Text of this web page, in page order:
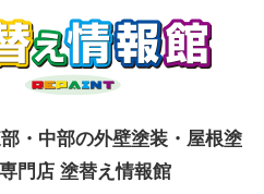
・中部の外壁塗装・屋根塗
門店 塗替え情報館